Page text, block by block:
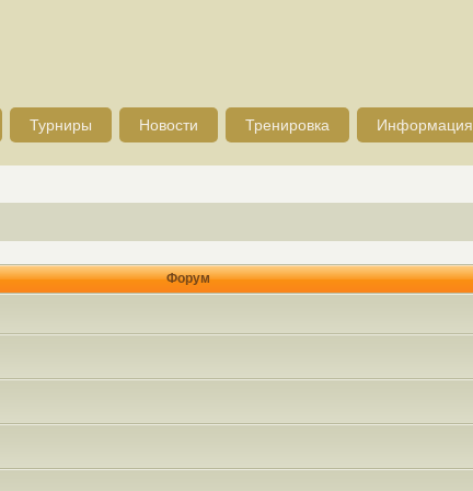
Турниры Новости Тренировка Информация
Форум